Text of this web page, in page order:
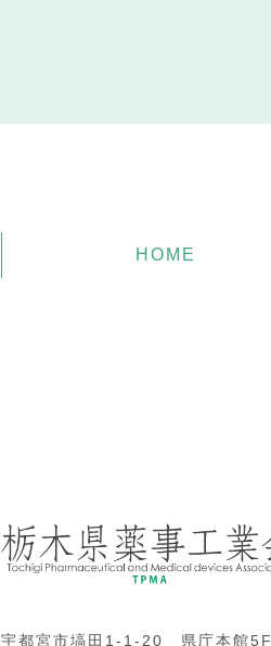
HOME
宇都宮市塙田1-1-20 県庁本館5F